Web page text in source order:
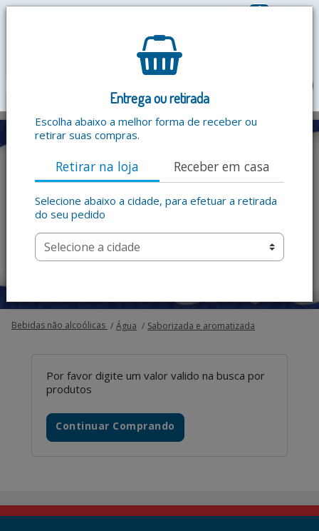
0
Entrega ou retirada
Escolha abaixo a melhor forma de receber ou
retirar suas compras.
Retirar na loja Receber em casa
Selecione abaixo a cidade, para efetuar a retirada
do seu pedido
Bebidas não alcoólicas Água Saborizada e aromatizada
Por favor digite um valor valido na busca por
produtos
Continuar Comprando